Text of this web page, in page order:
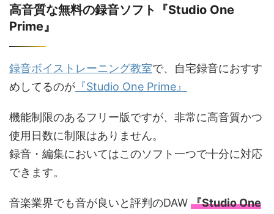
高音質な無料の録音ソフト『Studio One
Prime』
録音ボイストレーニング教室で、自宅録音におすす
めしてるのが 『Studio One Prime』
機能制限のあるフリー版ですが、非常に高音質かつ
使用日数に制限はありません。
録音・編集においてはこのソフト一つで十分に対応
できます。
音楽業界でも音が良いと評判のDAW 『Studio One